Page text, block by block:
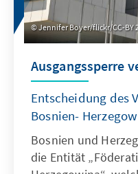
Jennifer Boyer/flickr/CC-BY
Ausgangssperre
Entscheidung des
Bosnien-
Bosnien und
die Entität